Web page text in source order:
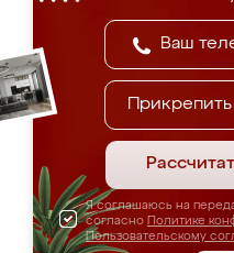
Я соглашаюсь на
согласно Политике
Пользовательскому